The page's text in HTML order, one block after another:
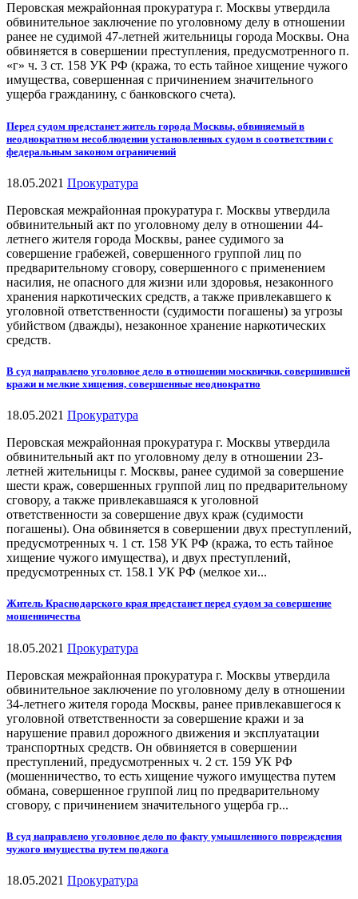
Перовская межрайонная прокуратура г. Москвы утвердила
обвинительное заключение по уголовному делу в отношении
ранее не судимой 47-летней жительницы города Москвы. Она
обвиняется в совершении преступления, предусмотренного п.
«г» ч. 3 ст. 158 УК РФ (кража, то есть тайное хищение чужого
имущества, совершенная с причинением значительного
ущерба гражданину, с банковского счета).
Перед судом предстанет житель города Москвы, обвиняемый в
неоднократном несоблюдении установленных судом в соответствии с
федеральным законом ограничений
18.05.2021 Прокуратура
Перовская межрайонная прокуратура г. Москвы утвердила
обвинительный акт по уголовному делу в отношении 44-
летнего жителя города Москвы, ранее судимого за
совершение грабежей, совершенного группой лиц по
предварительному сговору, совершенного с применением
насилия, не опасного для жизни или здоровья, незаконного
хранения наркотических средств, а также привлекавшего к
уголовной ответственности (судимости погашены) за угрозы
убийством (дважды), незаконное хранение наркотических
средств.
В суд направлено уголовное дело в отношении москвички, совершившей
кражи и мелкие хищения, совершенные неоднократно
18.05.2021 Прокуратура
Перовская межрайонная прокуратура г. Москвы утвердила
обвинительный акт по уголовному делу в отношении 23-
летней жительницы г. Москвы, ранее судимой за совершение
шести краж, совершенных группой лиц по предварительному
сговору, а также привлекавшаяся к уголовной
ответственности за совершение двух краж (судимости
погашены). Она обвиняется в совершении двух преступлений,
предусмотренных ч. 1 ст. 158 УК РФ (кража, то есть тайное
хищение чужого имущества), и двух преступлений,
предусмотренных ст. 158.1 УК РФ (мелкое хи...
Житель Краснодарского края предстанет перед судом за совершение
мошенничества
18.05.2021 Прокуратура
Перовская межрайонная прокуратура г. Москвы утвердила
обвинительное заключение по уголовному делу в отношении
34-летнего жителя города Москвы, ранее привлекавшегося к
уголовной ответственности за совершение кражи и за
нарушение правил дорожного движения и эксплуатации
транспортных средств. Он обвиняется в совершении
преступлений, предусмотренных ч. 2 ст. 159 УК РФ
(мошенничество, то есть хищение чужого имущества путем
обмана, совершенное группой лиц по предварительному
сговору, с причинением значительного ущерба гр...
В суд направлено уголовное дело по факту умышленного повреждения
чужого имущества путем поджога
18.05.2021 Прокуратура